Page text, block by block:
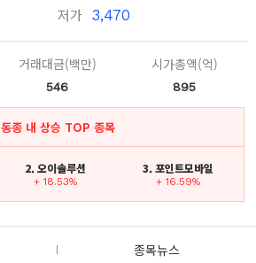
저가 3,470
거래대금(백만)
546
시가총액(억)
895
동종 내 상승 TOP 종목
2. 오이솔루션
+ 18.53%
3. 포인트모바일
+ 16.59%
종목뉴스